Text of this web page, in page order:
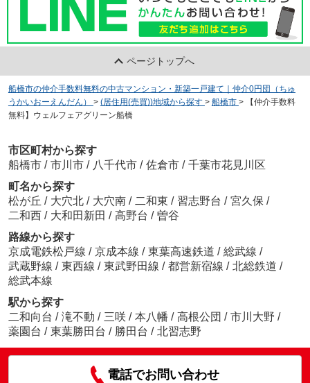
ページトップへ
船橋市の仲介手数料無料の中古マンション・新築一戸建て｜仲介0円団（ちゅ
うかいおーえんだん）
> (居住用(売買))地域から探す > 船橋市 >
【仲介手数料
無料】ウェルフェアグリーン船橋
市区町村から探す
船橋市 / 市川市 / 八千代市 / 佐倉市 / 千葉市花見川区
町名から探す
松が丘 / 大穴北 / 大穴南 / 二和東 / 習志野台 / 宮久保 /
二和西 / 大和田新田 / 高野台 / 曽谷
路線から探す
京成電鉄松戸線 / 京成本線 / 東葉高速鉄道 / 総武線 /
武蔵野線 / 東西線 / 東武野田線 / 都営新宿線 / 北総鉄道 /
総武本線
駅から探す
二和向台 / 滝不動 / 三咲 / 本八幡 / 高根公団 / 市川大野 /
薬園台 / 東葉勝田台 / 勝田台 / 北習志野
電話でお問い合わせ